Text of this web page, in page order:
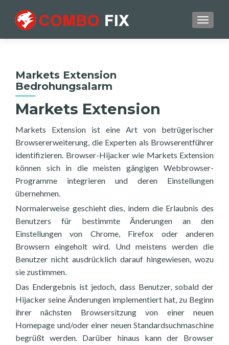
Markets Extension
Bedrohungsalarm
Markets Extension
Markets Extension ist eine Art von betrügerischer
Browsererweiterung, die Experten als Browserentführer
identifizieren. Browser-Hijacker wie Markets Extension
können sich in die meisten gängigen Webbrowser-
Programme integrieren und deren Einstellungen
übernehmen.
Normalerweise geschieht dies, indem die Erlaubnis des
Benutzers für bestimmte Änderungen an den
Einstellungen von Chrome, Firefox oder anderen
Browsern eingeholt wird. Und meistens werden die
Benutzer nicht ausdrücklich darauf hingewiesen, wozu
sie zustimmen.
Das Endergebnis ist jedoch, dass Benutzer, sobald der
Hijacker seine Änderungen implementiert hat, zu Beginn
ihrer nächsten Browsersitzung von einer neuen
Homepage und/oder einer neuen Standardsuchmaschine
begrüßt werden. Darüber hinaus kann der Browser